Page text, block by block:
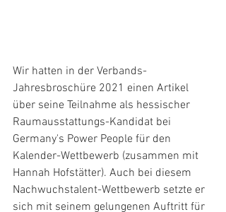
Wir hatten in der Verbands-
Jahresbroschüre 2021 einen Artikel
über seine Teilnahme als hessischer
Raumausstattungs-Kandidat bei
Germany's Power People für den
Kalender-Wettbewerb (zusammen mit
Hannah Hofstätter). Auch bei diesem
Nachwuchstalent-Wettbewerb setzte er
sich mit seinem gelungenen Auftritt für